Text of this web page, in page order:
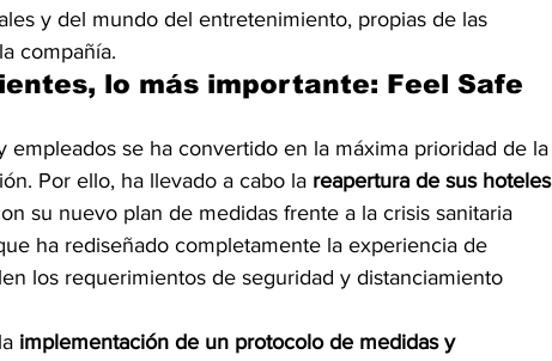
y del mundo del entretenimiento, propias de las
compañía.
lo más importante: Feel Safe
empleados se ha convertido en la máxima prioridad de la
Por ello, ha llevado a cabo la reapertura de sus hoteles
su nuevo plan de medidas frente a la crisis sanitaria
ha rediseñado completamente la experiencia de
los requerimientos de seguridad y distanciamiento
implementación de un protocolo de medidas y